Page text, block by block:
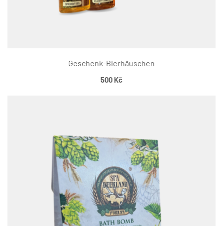
Geschenk-Bierhäuschen
500 Kč